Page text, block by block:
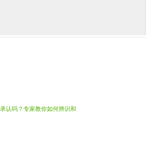
认吗？专家教你如何辨识和